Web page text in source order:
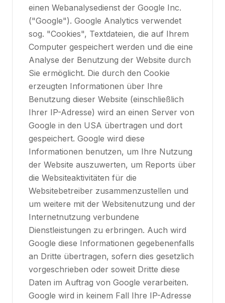
einen Webanalysedienst der Google Inc.
("Google"). Google Analytics verwendet
sog. "Cookies", Textdateien, die auf Ihrem
Computer gespeichert werden und die eine
Analyse der Benutzung der Website durch
Sie ermöglicht. Die durch den Cookie
erzeugten Informationen über Ihre
Benutzung dieser Website (einschließlich
Ihrer IP-Adresse) wird an einen Server von
Google in den USA übertragen und dort
gespeichert. Google wird diese
Informationen benutzen, um Ihre Nutzung
der Website auszuwerten, um Reports über
die Websiteaktivitäten für die
Websitebetreiber zusammenzustellen und
um weitere mit der Websitenutzung und der
Internetnutzung verbundene
Dienstleistungen zu erbringen. Auch wird
Google diese Informationen gegebenenfalls
an Dritte übertragen, sofern dies gesetzlich
vorgeschrieben oder soweit Dritte diese
Daten im Auftrag von Google verarbeiten.
Google wird in keinem Fall Ihre IP-Adresse